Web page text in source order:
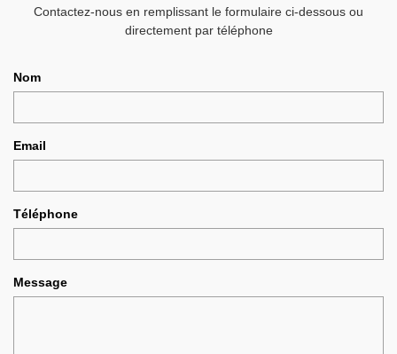
Contactez-nous en remplissant le formulaire ci-dessous ou
directement par téléphone
Nom
Email
Téléphone
Message